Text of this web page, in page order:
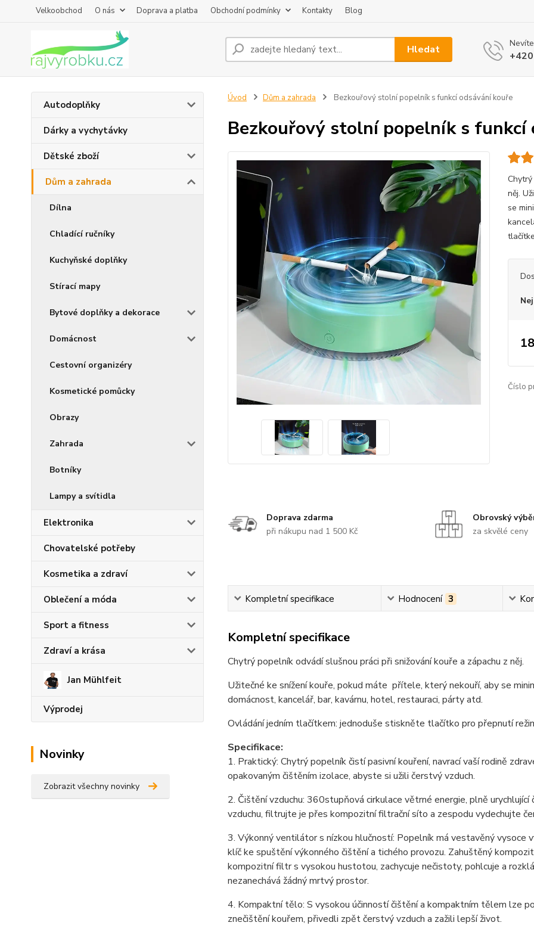
Velkoobchod O nás Doprava a platba Obchodní podmínky Kontakty Blog
Hledat
Autodoplňky
Dárky a vychytávky
Dětské zboží
Dům a zahrada
Dílna
Chladící ručníky
Kuchyňské doplňky
Stírací mapy
Bytové doplňky a dekorace
Domácnost
Cestovní organizéry
Kosmetické pomůcky
Obrazy
Zahrada
Botníky
Lampy a svítidla
Elektronika
Chovatelské potřeby
Kosmetika a zdraví
Oblečení a móda
Sport a fitness
Zdraví a krása
Jan Mühlfeit
Výprodej
Novinky
Zobrazit všechny novinky
Úvod Dům a zahrada Bezkouřový stolní popelník s funkcí odsávání kouře
Bezkouřový stolní popelník s funkcí
něj.
se
Číslo
Doprava zdarma
při nákupu nad 1 500 Kč
Obrovský
za skvělé ceny
Kompletní specifikace Hodnocení 3
Kompletní specifikace
Chytrý popelník odvádí slušnou práci při snižování kouře a zápachu z něj.
Užitečné ke snížení kouře, pokud máte přítele, který nekouří, aby se
domácnost, kancelář, bar, kavárnu, hotel, restauraci, párty atd.
Ovládání jedním tlačítkem: jednoduše stiskněte tlačítko pro přepnutí
Specifikace:
1. Praktický: Chytrý popelník čistí pasivní kouření, navrací vaší rodině
opakovaným čištěním izolace, abyste si užili čerstvý vzduch.
2. Čištění vzduchu: 360stupňová cirkulace větrné energie, plně
vzduchu, filtrujte je přes kompozitní filtrační síto a zespodu vydechujte
3. Výkonný ventilátor s nízkou hlučností: Popelník má vestavěný
klíč ke spuštění výkonného čištění a tichého provozu. Zahuštěný
kompozitní filtr s vysokou hustotou, zachycuje nečistoty, pohlcuje a
nezanechává žádný mrtvý prostor.
4. Kompaktní tělo: S vysokou účinností čištění a kompaktním tělem lze
znečištění kouřem, přivedli zpět čerstvý vzduch a zažili lepší život.